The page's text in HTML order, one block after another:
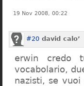
19 Nov 2008, 00:22
#20 david calo’
erwin credo
vocabolario,
nazisti, se